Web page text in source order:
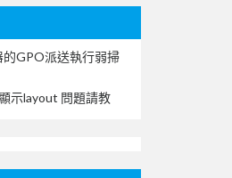
GPO派送執行弱掃
示layout 問題請教